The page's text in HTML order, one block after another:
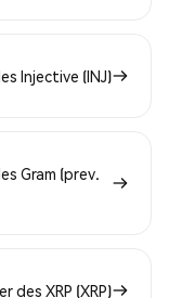
Injective (INJ)
Gram (prev.
des XRP (XRP)